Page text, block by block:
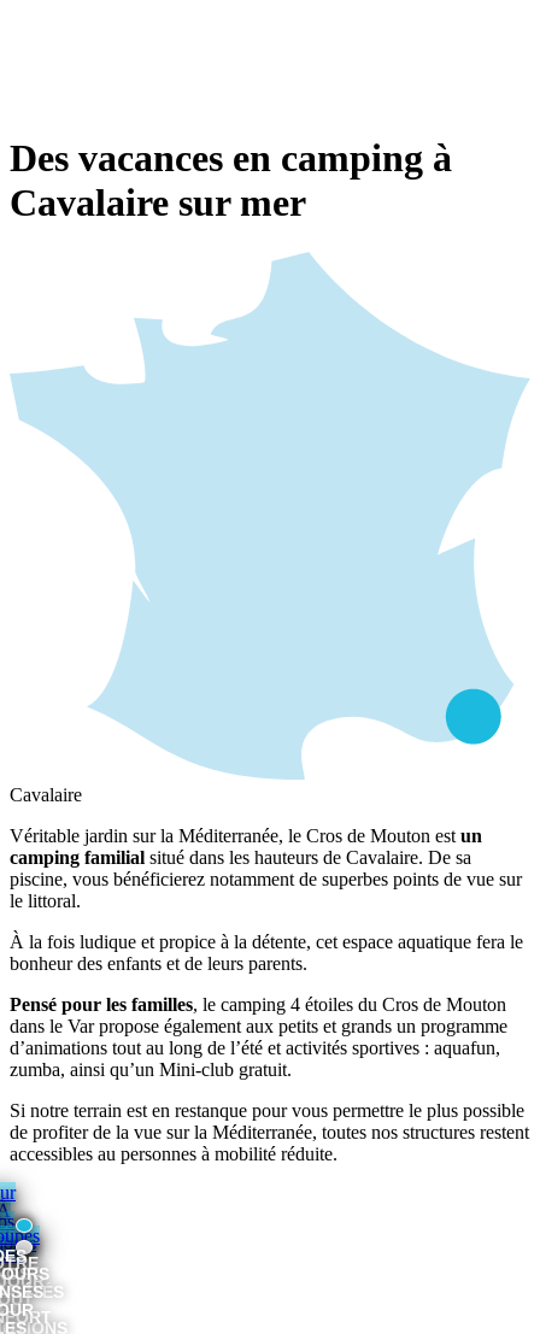
Des vacances en camping à
Cavalaire sur mer
Cavalaire
Véritable jardin sur la Méditerranée, le Cros de Mouton est un
camping familial situé dans les hauteurs de Cavalaire. De sa
piscine, vous bénéficierez notamment de superbes points de vue sur
le littoral.
À la fois ludique et propice à la détente, cet espace aquatique fera le
bonheur des enfants et de leurs parents.
Pensé pour les familles, le camping 4 étoiles du Cros de Mouton
dans le Var propose également aux petits et grands un programme
d’animations tout au long de l’été et activités sportives : aquafun,
zumba, ainsi qu’un Mini-club gratuit.
Si notre terrain est en restanque pour vous permettre le plus possible
de profiter de la vue sur la Méditerranée, toutes nos structures restent
accessibles au personnes à mobilité réduite.
ET